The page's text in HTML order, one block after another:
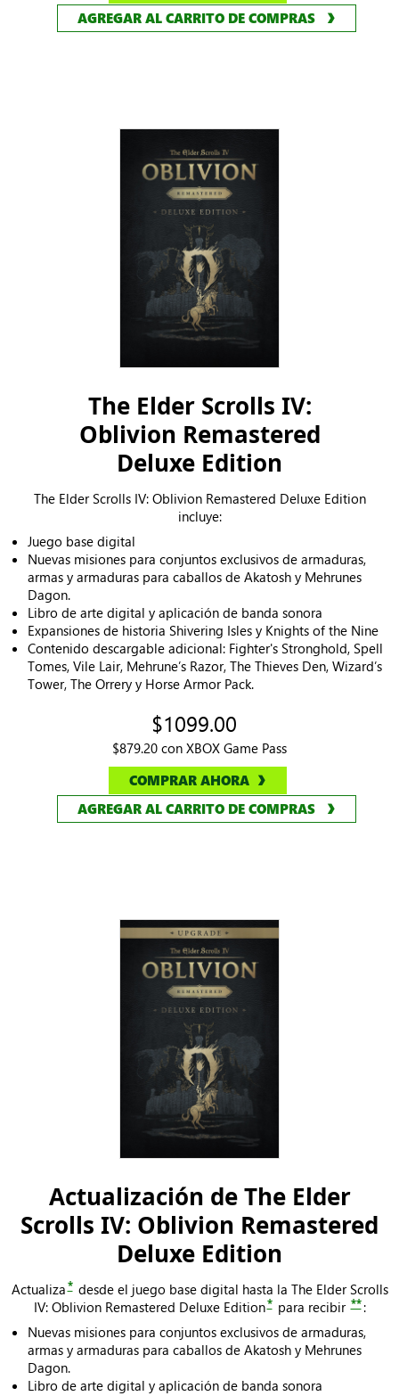
The Elder Scrolls IV:
Oblivion Remastered
Deluxe Edition
The Elder Scrolls IV: Oblivion Remastered Deluxe Edition
incluye:
Juego base digital
Nuevas misiones para conjuntos exclusivos de armaduras,
armas y armaduras para caballos de Akatosh y Mehrunes
Dagon.
Libro de arte digital y aplicación de banda sonora
Expansiones de historia Shivering Isles y Knights of the Nine
Contenido descargable adicional: Fighter's Stronghold, Spell
Tomes, Vile Lair, Mehrune’s Razor, The Thieves Den, Wizard’s
Tower, The Orrery y Horse Armor Pack.
$1099.00
$879.20 con XBOX Game Pass
COMPRAR AHORA
Actualización de The Elder
Scrolls IV: Oblivion Remastered
Deluxe Edition
Actualiza*desde el juego base digital hasta la The Elder Scrolls
IV: Oblivion Remastered Deluxe Edition
para recibir
Nuevas misiones para conjuntos exclusivos de armaduras,
armas y armaduras para caballos de Akatosh y Mehrunes
Dagon.